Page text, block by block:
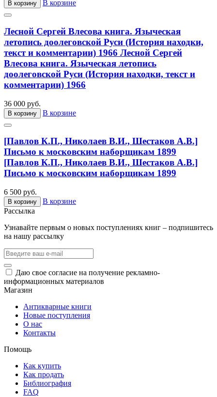
В корзину В корзине
Лесной Сергей Влесова книга. Языческая
летопись доолеговской Руси (История находки,
текст и комментарии) 1966 Лесной Сергей
Влесова книга. Языческая летопись
доолеговской Руси (История находки, текст и
комментарии) 1966
36 000 руб.
В корзину В корзине
[Павлов К.П., Николаев В.И., Шестаков А.В.]
Письмо к московским наборщикам 1899
[Павлов К.П., Николаев В.И., Шестаков А.В.]
Письмо к московским наборщикам 1899
6 500 руб.
В корзину
В корзине
Рассылка
Узнавайте первым о новых поступлениях книг – подпишитесь
на нашу рассылку
Даю свое согласие на получение рекламно-
информационных материалов
Магазин
Антикварные книги
Новые поступления
О нас
Контакты
Помощь
Как купить
Как продать
Библиография
FAQ